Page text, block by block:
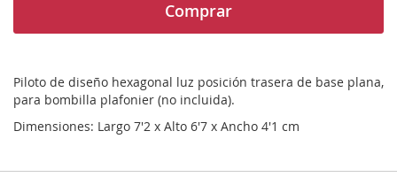
Comprar
Piloto de diseño hexagonal luz posición trasera de base plana,
para bombilla plafonier (no incluida).
Dimensiones: Largo 7'2 x Alto 6'7 x Ancho 4'1 cm